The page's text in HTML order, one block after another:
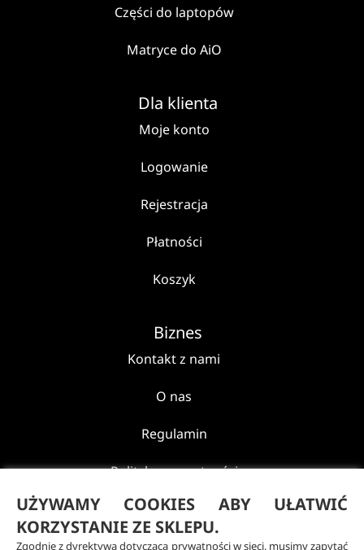
UŻYWAMY COOKIES ABY UŁATWIĆ
KORZYSTANIE ZE SKLEPU.
Zgodnie z dyrektywą dotyczącą prywatności w sieci, musimy zapytać
Części do laptopów
Matryce do AiO
Dla klienta
Moje konto
Logowanie
Rejestracja
Płatności
Koszyk
Biznes
Kontakt z nami
O nas
Regulamin
Polityka prywatności
Reklamacje i zwroty